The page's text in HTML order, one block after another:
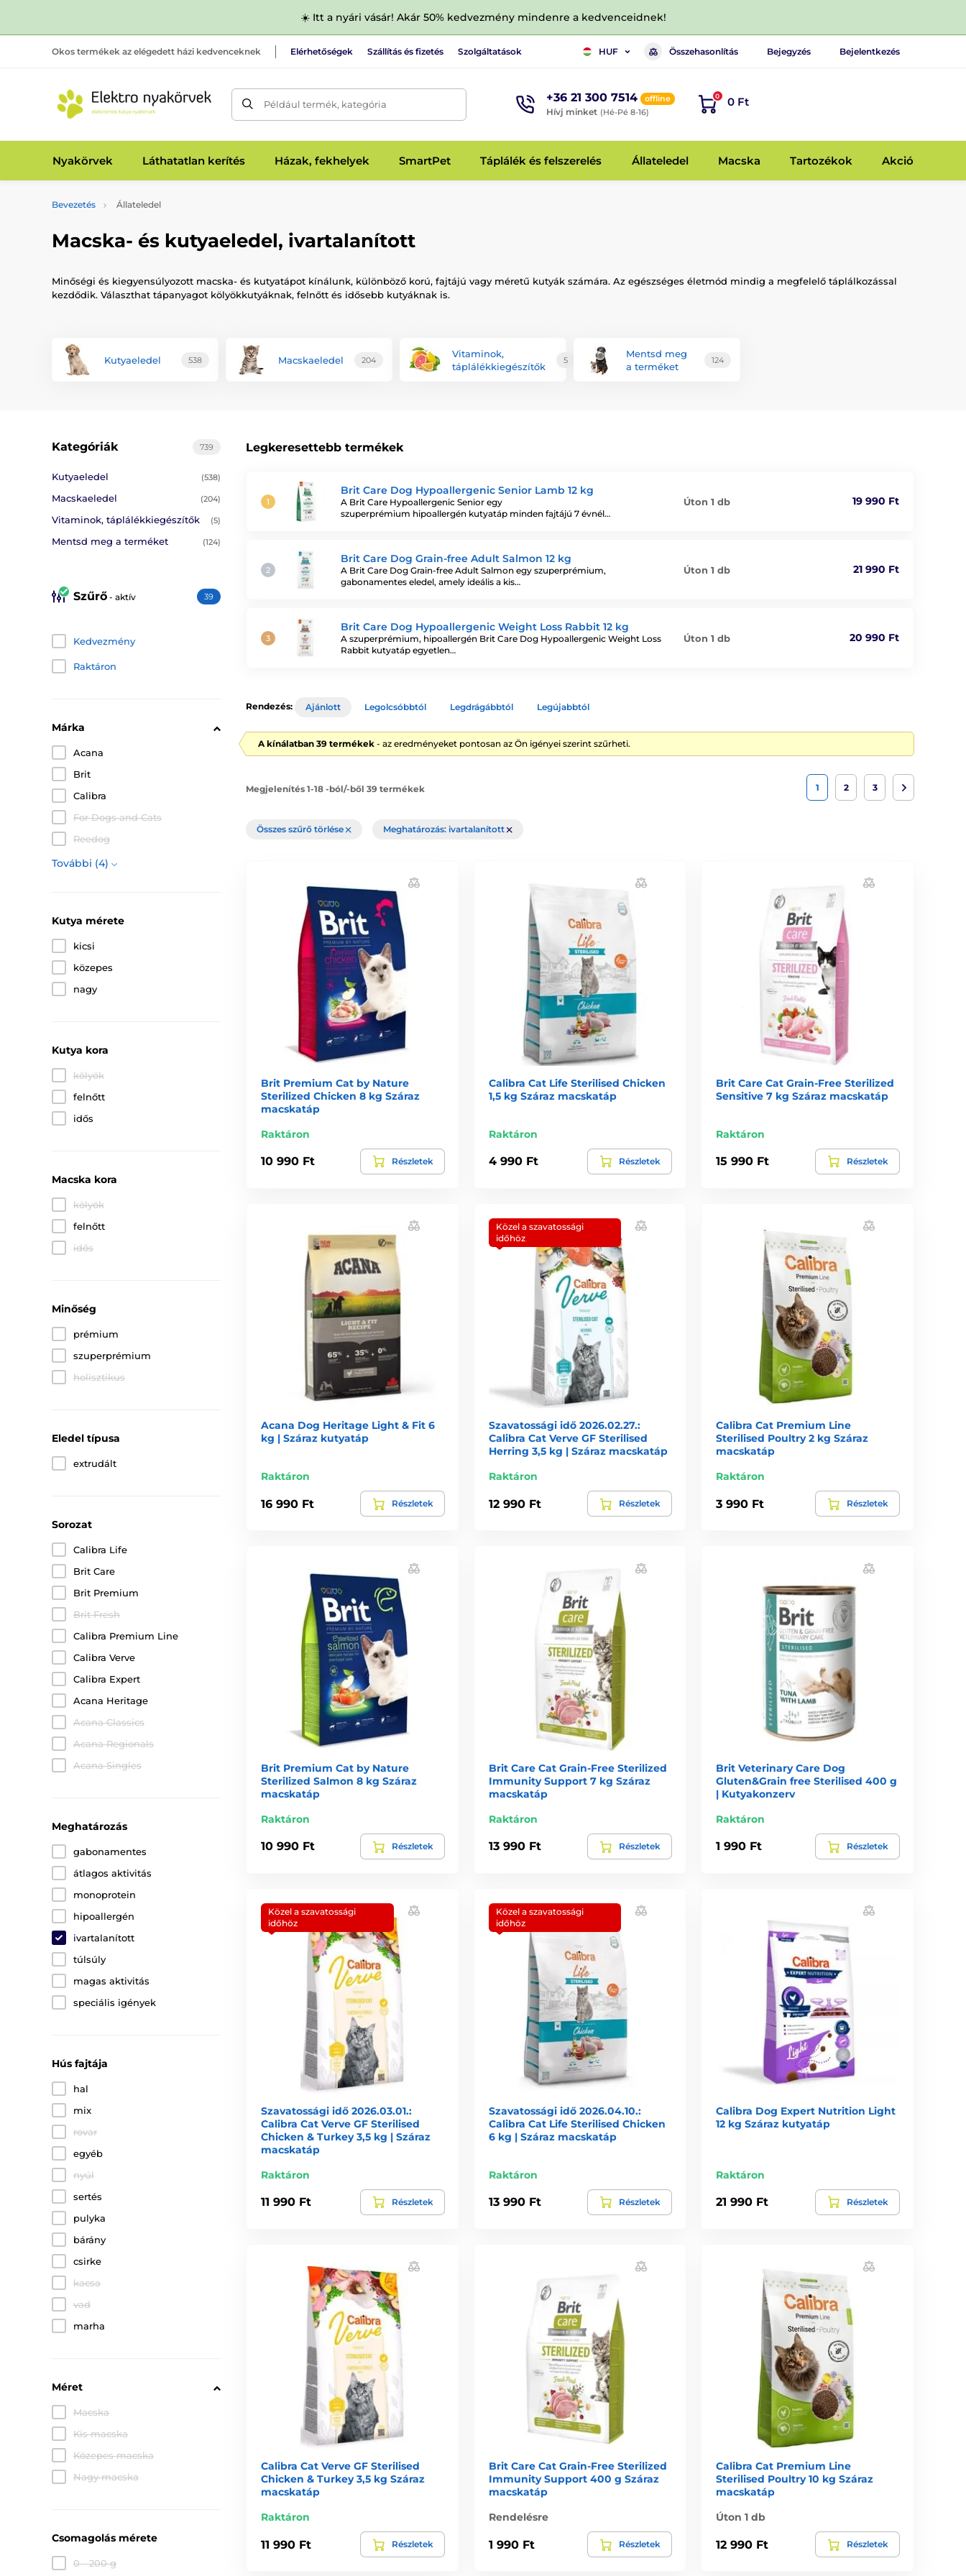
☀️ Itt a nyári vásár! Akár 50% kedvezmény mindenre a kedvenceidnek!
Okos termékek az elégedett házi kedvenceknek Elérhetőségek Szállítás és fizetés Szolgáltatások HUF Összehasonlítás Bejegyzés Bejelentkezés
Például termék, kategória +36 21 300 7514 offline
Hívj minket (Hé-Pé 8-16)
0 0 Ft
Nyakörvek Láthatatlan kerítés Házak, fekhelyek SmartPet Táplálék és felszerelés Állateledel Macska Tartozékok Akció
Bevezetés Állateledel
Macska- és kutyaeledel, ivartalanított
Minőségi és kiegyensúlyozott macska- és kutyatápot kínálunk, különböző korú, fajtájú vagy méretű kutyák számára. Az egészséges életmód mindig a megfelelő táplálkozással
kezdődik. Választhat tápanyagot kölyökkutyáknak, felnőtt és idősebb kutyáknak is.
Kutyaeledel 538 Macskaeledel 204
Vitaminok,
táplálékkiegészítők
5
Mentsd meg
a terméket
124
Legkeresettebb termékek
Brit Care Dog Hypoallergenic Senior Lamb 12 kg
A Brit Care Hypoallergenic Senior egy
szuperprémium hipoallergén kutyatáp minden fajtájú 7 évnél…
Úton 1 db 19 990 Ft
Brit Care Dog Grain-free Adult Salmon 12 kg
A Brit Care Dog Grain-free Adult Salmon egy szuperprémium,
gabonamentes eledel, amely ideális a kis…
Úton 1 db 21 990 Ft
Brit Care Dog Hypoallergenic Weight Loss Rabbit 12 kg
A szuperprémium, hipoallergén Brit Care Dog Hypoallergenic Weight Loss
Rabbit kutyatáp egyetlen…
Úton 1 db 20 990 Ft
739
Kategóriák
Kutyaeledel (538)
Macskaeledel (204)
Vitaminok, táplálékkiegészítők (5)
Mentsd meg a terméket (124)
Szűrő - aktív 39
Kedvezmény
Raktáron
Márka
Acana
Brit
Calibra
For Dogs and Cats
Reedog
További (4)
Kutya mérete
kicsi
közepes
nagy
Kutya kora
kölyök
felnőtt
idős
Macska kora
kölyök
felnőtt
idős
Minőség
prémium
szuperprémium
holisztikus
Eledel típusa
extrudált
Sorozat
Calibra Life
Brit Care
Brit Premium
Brit Fresh
Calibra Premium Line
Calibra Verve
Calibra Expert
Acana Heritage
Acana Classics
Acana Regionals
Acana Singles
Meghatározás
gabonamentes
átlagos aktivitás
monoprotein
hipoallergén
ivartalanított
túlsúly
magas aktivitás
speciális igények
Hús fajtája
hal
mix
rovar
egyéb
nyúl
sertés
pulyka
bárány
csirke
kacsa
vad
marha
Méret
Macska
Kis macska
Közepes macska
Nagy macska
Csomagolás mérete
0 - 200 g
Rendezés: Ajánlott Legolcsóbbtól Legdrágábbtól Legújabbtól
A kínálatban 39 termékek - az eredményeket pontosan az Ön igényei szerint szűrheti.
Megjelenítés 1-18 -ból/-ből 39 termékek 1 2 3
Összes szűrő törlése Meghatározás: ivartalanított
Brit Premium Cat by Nature
Sterilized Chicken 8 kg Száraz
macskatáp
Raktáron
10 990 Ft Részletek
Calibra Cat Life Sterilised Chicken
1,5 kg Száraz macskatáp
Raktáron
4 990 Ft Részletek
Brit Care Cat Grain-Free Sterilized
Sensitive 7 kg Száraz macskatáp
Raktáron
15 990 Ft Részletek
Acana Dog Heritage Light & Fit 6
kg | Száraz kutyatáp
Raktáron
16 990 Ft Részletek
Közel a szavatossági
időhöz
Szavatossági idő 2026.02.27.:
Calibra Cat Verve GF Sterilised
Herring 3,5 kg | Száraz macskatáp
Raktáron
12 990 Ft Részletek
Calibra Cat Premium Line
Sterilised Poultry 2 kg Száraz
macskatáp
Raktáron
3 990 Ft Részletek
Brit Premium Cat by Nature
Sterilized Salmon 8 kg Száraz
macskatáp
Raktáron
10 990 Ft Részletek
Brit Care Cat Grain-Free Sterilized
Immunity Support 7 kg Száraz
macskatáp
Raktáron
13 990 Ft Részletek
Brit Veterinary Care Dog
Gluten&Grain free Sterilised 400 g
| Kutyakonzerv
Raktáron
1 990 Ft Részletek
Közel a szavatossági
időhöz
Szavatossági idő 2026.03.01.:
Calibra Cat Verve GF Sterilised
Chicken & Turkey 3,5 kg | Száraz
macskatáp
Raktáron
11 990 Ft Részletek
Közel a szavatossági
időhöz
Szavatossági idő 2026.04.10.:
Calibra Cat Life Sterilised Chicken
6 kg | Száraz macskatáp
Raktáron
13 990 Ft Részletek
Calibra Dog Expert Nutrition Light
12 kg Száraz kutyatáp
Raktáron
21 990 Ft Részletek
Calibra Cat Verve GF Sterilised
Chicken & Turkey 3,5 kg Száraz
macskatáp
Raktáron
11 990 Ft Részletek
Brit Care Cat Grain-Free Sterilized
Immunity Support 400 g Száraz
macskatáp
Rendelésre
1 990 Ft Részletek
Calibra Cat Premium Line
Sterilised Poultry 10 kg Száraz
macskatáp
Úton 1 db
12 990 Ft Részletek